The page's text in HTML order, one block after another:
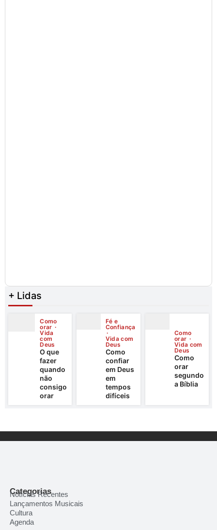
+ Lidas
Como
orar
Vida
com
Deus
O que
fazer
quando
não
consigo
orar
Fé e
Confiança
Vida com
Deus
Como
confiar
em Deus
em
tempos
difíceis
Como
orar
Vida com
Deus
Como
orar
segundo
a Bíblia
Categorias
Notícias Recentes
Lançamentos Musicais
Cultura
Agenda